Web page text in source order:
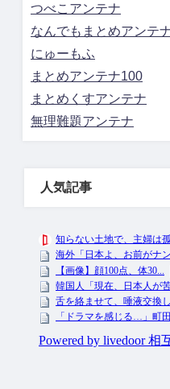
つべこアンテナ
なんでもまとめアンテ
にゅーもふ
まとめアンテナ100
まとめくすアンテナ
無理難題アンテナ
人気記事